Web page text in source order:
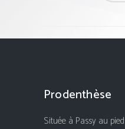
Prodenthèse
Située à Passy au